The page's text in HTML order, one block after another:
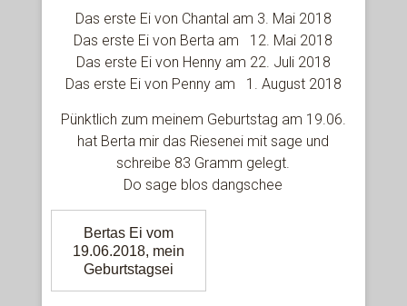
Das erste Ei von Chantal am 3. Mai 2018
Das erste Ei von Berta am 12. Mai 2018
Das erste Ei von Henny am 22. Juli 2018
Das erste Ei von Penny am 1. August 2018
Pünktlich zum meinem Geburtstag am 19.06.
hat Berta mir das Riesenei mit sage und
schreibe 83 Gramm gelegt.
Do sage blos dangschee
Bertas Ei vom
19.06.2018, mein
Geburtstagsei